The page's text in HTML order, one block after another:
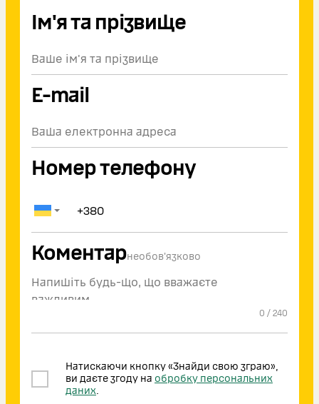
Ім'я та прізвище
E-mail
Номер телефону
Коментарнеобов'язково
0 / 240
Натискаючи кнопку «Знайди свою зграю»,
ви даєте згоду на обробку персональних
даних.